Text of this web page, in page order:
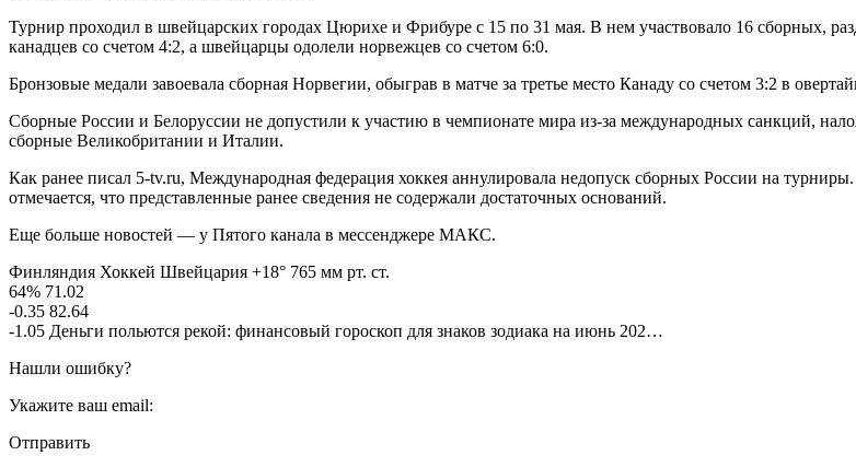
Турнир проходил в швейцарских городах Цюрихе и Фрибуре с 15 по 31 мая. В нем участвовало 16 сборных,
канадцев со счетом 4:2, а швейцарцы одолели норвежцев со счетом 6:0.
Бронзовые медали завоевала сборная Норвегии, обыграв в матче за третье место Канаду со счетом 3:2 в
Сборные России и Белоруссии не допустили к участию в чемпионате мира из-за международных санкций,
сборные Великобритании и Италии.
Как ранее писал 5-tv.ru, Международная федерация хоккея аннулировала недопуск сборных России на
отмечается, что представленные ранее сведения не содержали достаточных оснований.
Еще больше новостей — у Пятого канала в мессенджере МАКС.
Финляндия Хоккей Швейцария +18° 765 мм рт. ст.
64% 71.02
-0.35 82.64
-1.05 Деньги польются рекой: финансовый гороскоп для знаков зодиака на июнь 202…
Нашли ошибку?
Укажите ваш email:
Отправить